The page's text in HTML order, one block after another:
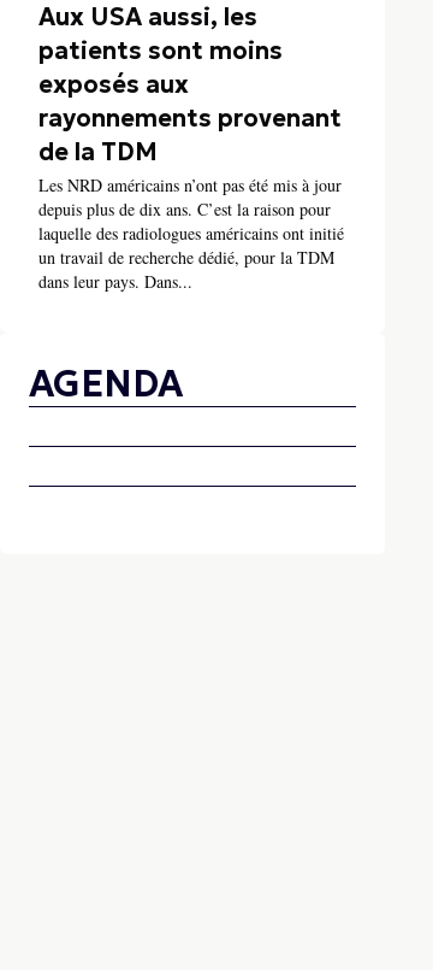
Aux USA aussi, les
patients sont moins
exposés aux
rayonnements provenant
de la TDM
Les NRD américains n’ont pas été mis à jour
depuis plus de dix ans. C’est la raison pour
laquelle des radiologues américains ont initié
un travail de recherche dédié, pour la TDM
dans leur pays. Dans...
AGENDA